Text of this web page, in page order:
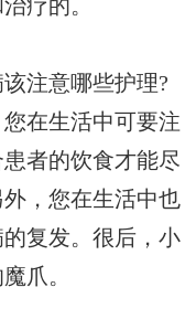
疗的。
注意哪些护理?
在生活中可要注
者的饮食才能尽
，您在生活中也
复发。很后，小
爪。